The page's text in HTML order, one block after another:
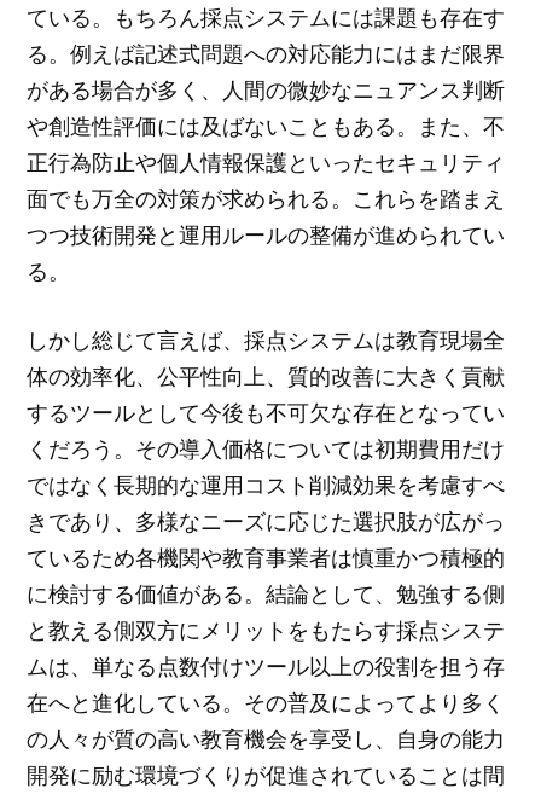
ている。もちろん採点システムには課題も存在す
る。例えば記述式問題への対応能力にはまだ限界
がある場合が多く、人間の微妙なニュアンス判断
や創造性評価には及ばないこともある。また、不
正行為防止や個人情報保護といったセキュリティ
面でも万全の対策が求められる。これらを踏まえ
つつ技術開発と運用ルールの整備が進められてい
る。
しかし総じて言えば、採点システムは教育現場全
体の効率化、公平性向上、質的改善に大きく貢献
するツールとして今後も不可欠な存在となってい
くだろう。その導入価格については初期費用だけ
ではなく長期的な運用コスト削減効果を考慮すべ
きであり、多様なニーズに応じた選択肢が広がっ
ているため各機関や教育事業者は慎重かつ積極的
に検討する価値がある。結論として、勉強する側
と教える側双方にメリットをもたらす採点システ
ムは、単なる点数付けツール以上の役割を担う存
在へと進化している。その普及によってより多く
の人々が質の高い教育機会を享受し、自身の能力
開発に励む環境づくりが促進されていることは間